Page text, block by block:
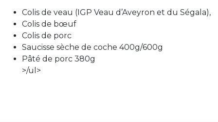
Colis de veau (IGP Veau d’Aveyron et du Ségala),
Colis de bœuf
Colis de porc
Saucisse sèche de coche 400g/600g
Pâté de porc 380g
>/ul>